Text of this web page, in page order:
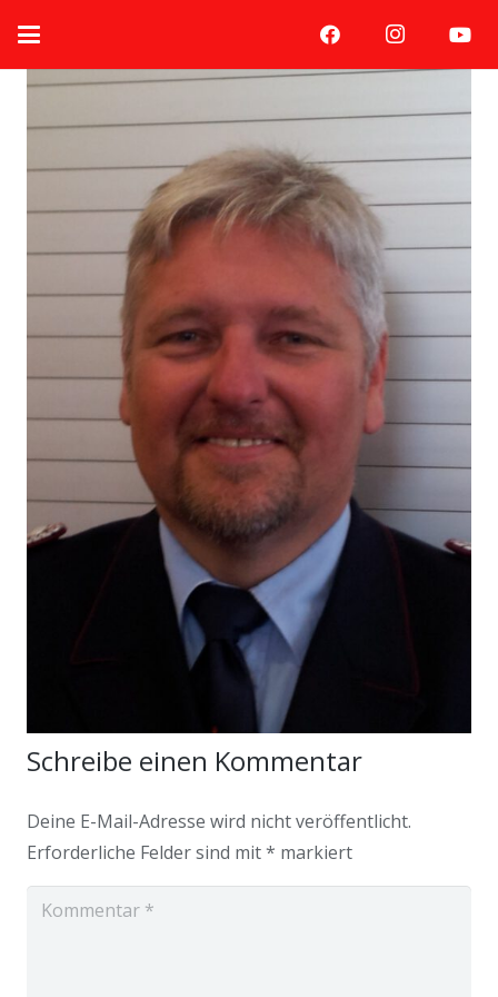
Schreibe einen Kommentar
Deine E-Mail-Adresse wird nicht veröffentlicht.
Erforderliche Felder sind mit* markiert